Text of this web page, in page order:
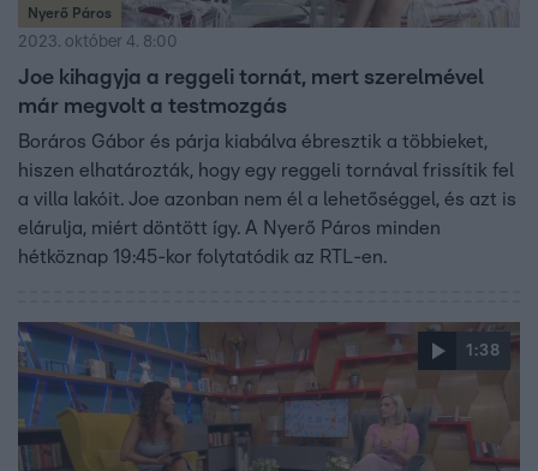
Nyerő Páros
2023. október 4. 8:00
Joe kihagyja a reggeli tornát, mert szerelmével
már megvolt a testmozgás
Boráros Gábor és párja kiabálva ébresztik a többieket,
hiszen elhatározták, hogy egy reggeli tornával frissítik fel
a villa lakóit. Joe azonban nem él a lehetőséggel, és azt is
elárulja, miért döntött így. A Nyerő Páros minden
hétköznap 19:45-kor folytatódik az RTL-en.
1:38